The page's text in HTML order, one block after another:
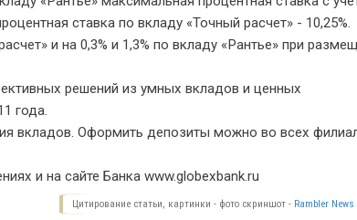
ставка по вкладу «Точный расчет» - 10,25%.
и на 0,3% и 1,3% по вкладу «Рантье» при
решений из умных вкладов и ценных
года.
вкладов. Оформить депозиты можно во всех
и на сайте Банка www.globexbank.ru
Цитирование статьи, картинки - фото скриншот - Rambler News